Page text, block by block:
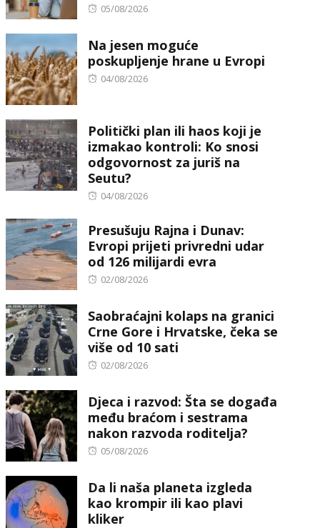
Posted
05/08/2026
Na jesen moguće
poskupljenje hrane u Evropi
Posted
04/08/2026
Politički plan ili haos koji je
izmakao kontroli: Ko snosi
odgovornost za juriš na
Seutu?
Posted
04/08/2026
Presušuju Rajna i Dunav:
Evropi prijeti privredni udar
od 126 milijardi evra
Posted
02/08/2026
Saobraćajni kolaps na granici
Crne Gore i Hrvatske, čeka se
više od 10 sati
Posted
02/08/2026
Djeca i razvod: Šta se događa
među braćom i sestrama
nakon razvoda roditelja?
Posted
05/08/2026
Da li naša planeta izgleda
kao krompir ili kao plavi
kliker